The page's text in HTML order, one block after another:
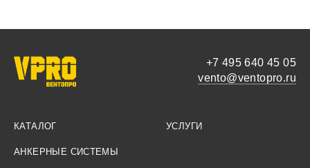
КАТАЛОГ
АНКЕРНЫЕ СИСТЕМЫ
УСЛУГИ
+7 495 640 45 05
vento@ventopro.ru